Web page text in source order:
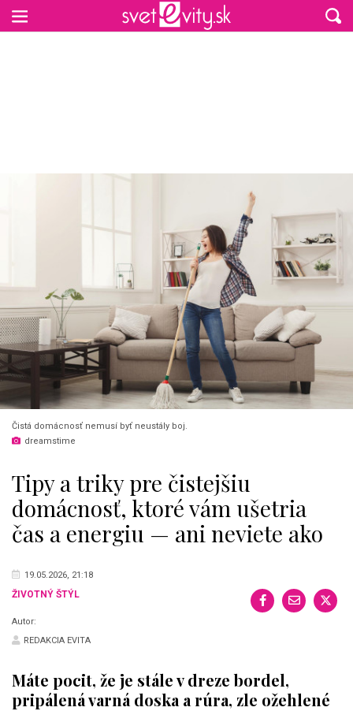
Čistá domácnosť nemusí byť neustály boj.
dreamstime
Tipy a triky pre čistejšiu
domácnosť, ktoré vám ušetria
čas a energiu — ani neviete ako
19.05.2026, 21:18
ŽIVOTNÝ ŠTÝL
Autor:
REDAKCIA EVITA
Máte pocit, že je stále v dreze bordel,
pripálená varná doska a rúra, zle ožehlené